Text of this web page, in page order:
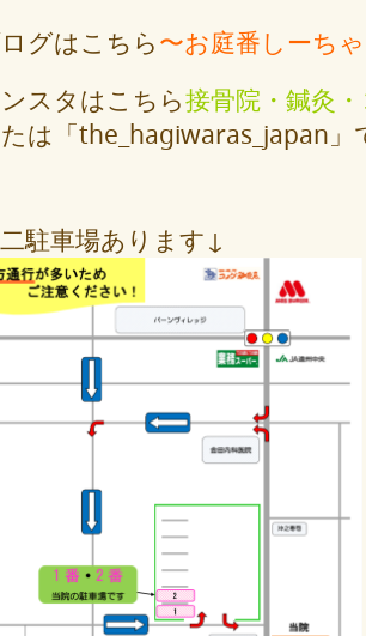
グはこちら〜お庭番しーち
スタはこちら接骨院・鍼灸
は「the_hagiwaras_japan」
駐車場あります↓